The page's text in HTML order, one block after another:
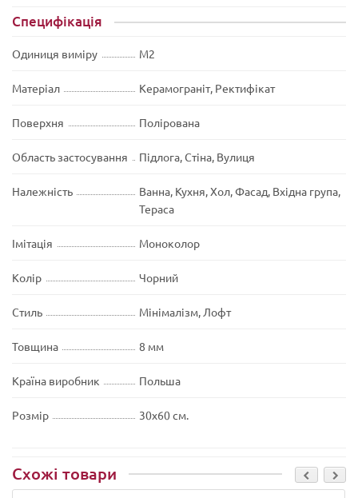
Специфікація
Одиниця виміру М2
Матеріал Керамограніт, Ректифікат
Поверхня Полірована
Область застосування Підлога, Стіна, Вулиця
Належність
Ванна, Кухня, Хол, Фасад, Вхідна група,
Тераса
Імітація Моноколор
Колір Чорний
Стиль Мінімалізм, Лофт
Товщина 8 мм
Країна виробник Польша
Розмір 30х60 см.
Схожі товари